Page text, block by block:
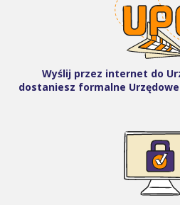
Wyślij przez internet do
dostaniesz formalne